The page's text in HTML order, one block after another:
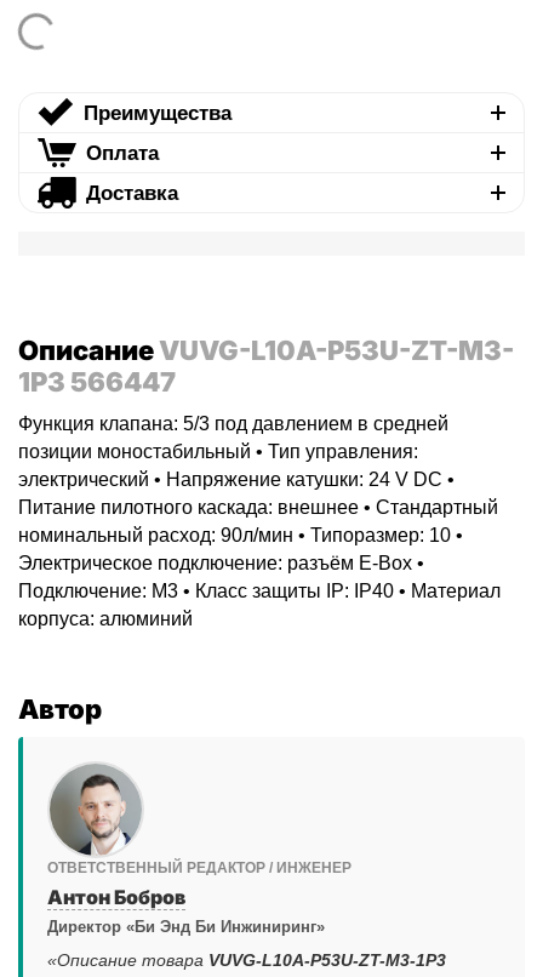
Преимущества
Оплата
Доставка
ОписаниеVUVG-L10A-P53U-ZT-M3-
1P3 566447
Функция клапана: 5/3 под давлением в средней
позиции моностабильный • Тип управления:
электрический • Напряжение катушки: 24 V DC •
Питание пилотного каскада: внешнее • Стандартный
номинальный расход: 90л/мин • Типоразмер: 10 •
Электрическое подключение: разъём E-Box •
Подключение: M3 • Класс защиты IP: IP40 • Материал
корпуса: алюминий
Автор
ОТВЕТСТВЕННЫЙ РЕДАКТОР / ИНЖЕНЕР
Антон Бобров
Директор «Би Энд Би Инжиниринг»
«Описание товара VUVG-L10A-P53U-ZT-M3-1P3